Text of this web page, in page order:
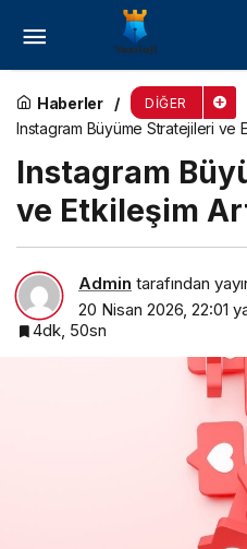
Haberler DIĞER
Instagram Büyüme Stratejileri ve
Instagram
ve Etkileşim
Admin tarafından
20 Nisan 2026, 22:01
4dk, 50sn
İstoç ve İstanbul’da